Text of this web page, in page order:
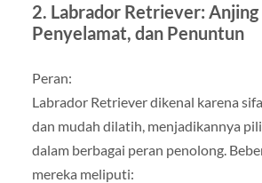
2. Labrador Retriever: Anjing
Penyelamat, dan Penuntun
Peran:
Labrador Retriever dikenal karena
dan mudah dilatih, menjadikannya
dalam berbagai peran penolong.
mereka meliputi: